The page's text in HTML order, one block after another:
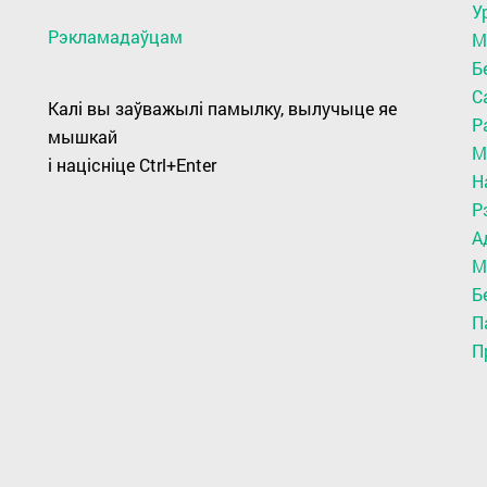
Рэкламадаўцам
Калі вы заўважылі памылку, вылучыце яе
мышкай
і націсніце Ctrl+Enter